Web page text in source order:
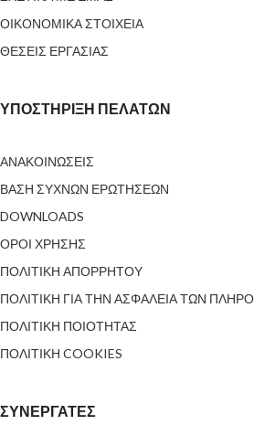
ΟΙΚΟΝΟΜΙΚΑ ΣΤΟΙΧΕΙΑ
ΘΕΣΕΙΣ ΕΡΓΑΣΙΑΣ
ΥΠΟΣΤΗΡΙΞΗ ΠΕΛΑΤΩΝ
ΑΝΑΚΟΙΝΩΣΕΙΣ
ΒΑΣΗ ΣΥΧΝΩΝ ΕΡΩΤΗΣΕΩΝ
DOWNLOADS
ΟΡΟΙ ΧΡΗΣΗΣ
ΠΟΛΙΤΙΚΗ ΑΠΟΡΡΗΤΟΥ
ΠΟΛΙΤΙΚΗ ΓΙΑ ΤΗΝ ΑΣΦΑΛΕΙΑ ΤΩΝ
ΠΟΛΙΤΙΚΗ ΠΟΙΟΤΗΤΑΣ
ΠΟΛΙΤΙΚΗ COOKIES
ΣΥΝΕΡΓΑΤΕΣ